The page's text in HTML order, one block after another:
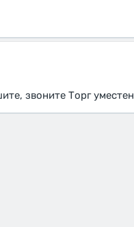
звоните Торг уместен